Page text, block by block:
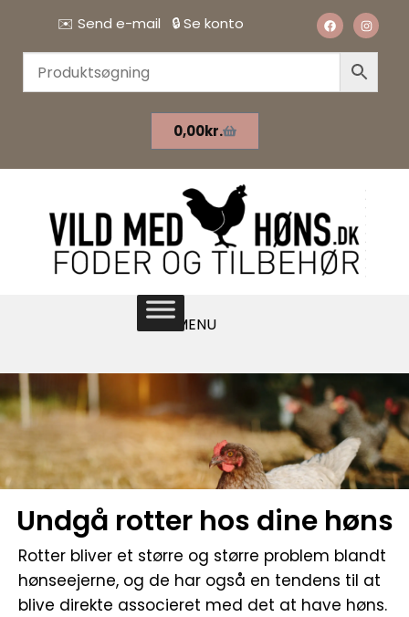
✉️Send e-mail 🔒Se konto
0,00kr.
MENU
Undgå rotter hos dine høns
Rotter bliver et større og større problem blandt
hønseejerne, og de har også en tendens til at
blive direkte associeret med det at have høns.